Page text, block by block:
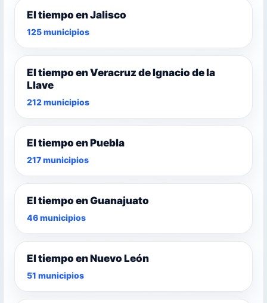
El tiempo en Jalisco
125 municipios
El tiempo en Veracruz de Ignacio de la
Llave
212 municipios
El tiempo en Puebla
217 municipios
El tiempo en Guanajuato
46 municipios
El tiempo en Nuevo León
51 municipios